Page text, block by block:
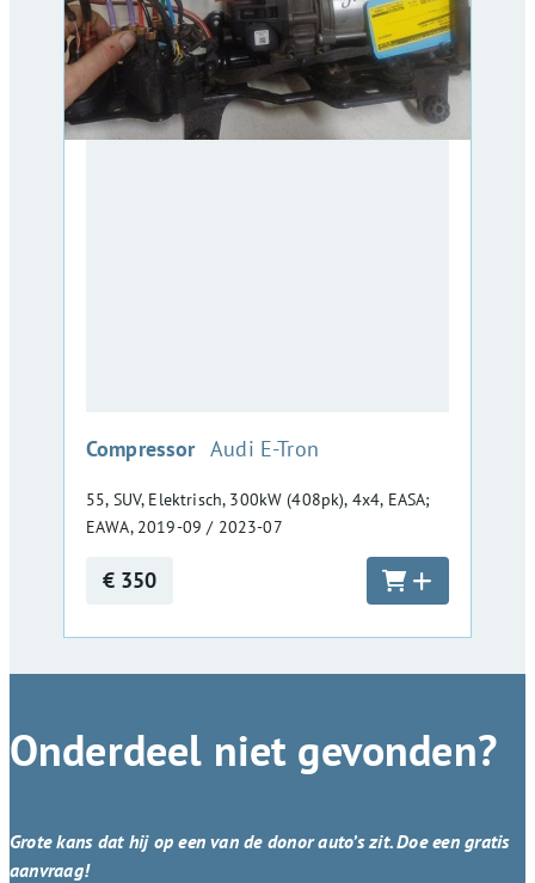
Compressor :
Audi E-Tron
55, SUV, Elektrisch, 300kW (408pk), 4x4, EASA;
EAWA, 2019-09 / 2023-07
€ 350
Onderdeel niet gevonden?
Grote kans dat hij op een van de donor auto’s zit. Doe een gratis
aanvraag!